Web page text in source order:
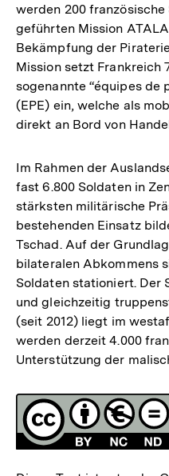
werden 200 französische
geführten Mission
Bekämpfung der
Mission setzt Frankreich
sogenannte “équipes de
(EPE) ein, welche als
direkt an Bord von
Im Rahmen der
fast 6.800 Soldaten in
stärksten militärische
bestehenden Einsatz
Tschad. Auf der
bilateralen Abkommens
Soldaten stationiert. Der
und gleichzeitig
(seit 2012) liegt im
werden derzeit 4.000
Unterstützung der
Fussnoten
Lizenz